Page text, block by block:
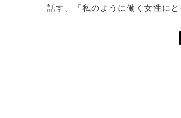
話す。「私のように働く女性にと